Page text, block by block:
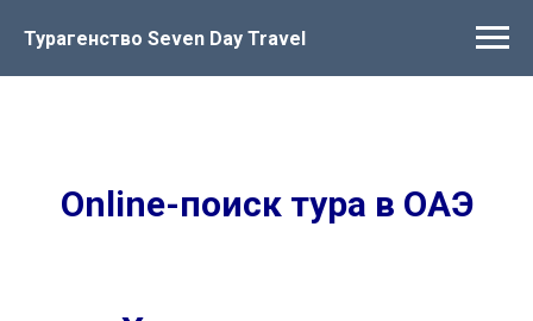
Турагенство Seven Day Travel
Online-поиск тура в ОАЭ